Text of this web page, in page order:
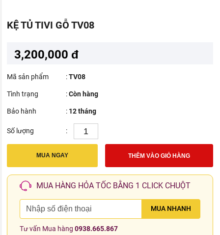
KỆ TỦ TIVI GỖ TV08
3,200,000 đ
Mã sản phẩm :TV08
Tình trạng :Còn hàng
Bảo hành : 12 tháng
Số lượng :
MUA NGAY THÊM VÀO GIỎ HÀNG
MUA HÀNG HỎA TỐC BẰNG 1 CLICK CHUỘT
MUA NHANH
Tư vấn Mua hàng0938.665.867